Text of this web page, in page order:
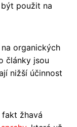
použit na
organických
články jsou
nižší účinnost
žhavá